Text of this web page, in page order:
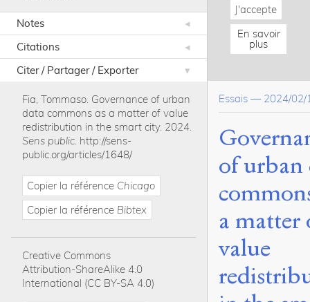
Notes
Citations
Citer / Partager / Exporter
Fia, Tommaso. Governance of urban
data commons as a matter of value
redistribution in the smart city. 2024.
Sens public. http://sens-
public.org/articles/1648/
Copier la référence Chicago
Copier la référence Bibtex
Creative Commons
Attribution-ShareAlike 4.0
International (CC BY-SA 4.0)
J'accepte
En savoir
plus
Essais — 2024/02/
of urban
a matter
value